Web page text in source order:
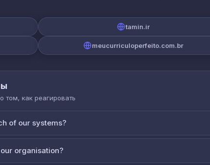
tamin.ir
meucurriculoperfeito.com.br
том, как реагировать
of our systems?
organisation?